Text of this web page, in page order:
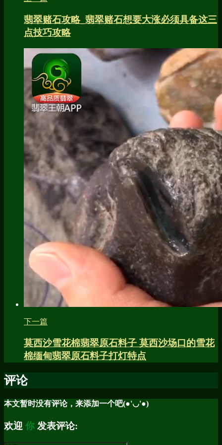
翡翠赌石攻略_翡翠赌石想要大涨必须具备这三
点技巧攻略
下一篇
莫西沙雪花棉翡翠原石料子 莫西沙场口的雪花
棉缅甸翡翠原石料子打灯特点
评论
本文暂时没有评论，来添加一个吧(●'◡'●)
欢迎 你 发表评论: